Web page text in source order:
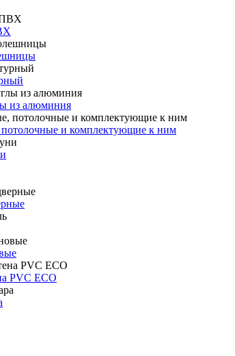
из алюминия
и комплектующие к ним
PVC ECO